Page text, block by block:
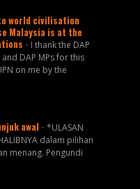
world civilisation
Malaysia is at the
- I thank the DAP
DAP MPs for this
on me by the
awal - *ULASAN
dalam pilihan
menang. Pengundi